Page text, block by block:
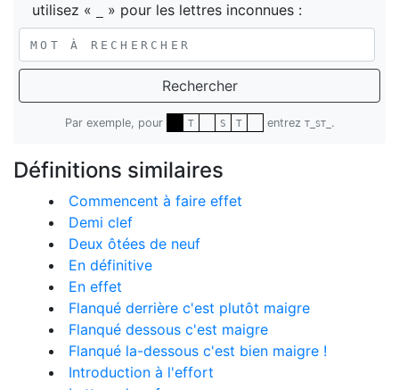
utilisez «
» pour les lettres inconnues :
Rechercher
Par exemple, pour T S T entrez T_ST_ .
Définitions similaires
Commencent à faire effet
Demi clef
Deux ôtées de neuf
En définitive
En effet
Flanqué derrière c'est plutôt maigre
Flanqué dessous c'est maigre
Flanqué la-dessous c'est bien maigre !
Introduction à l'effort